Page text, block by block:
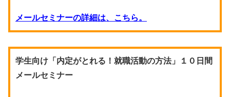
メールセミナーの詳細は、こちら。
学生向け「内定がとれる！就職活動の方法」１０日間
メールセミナー